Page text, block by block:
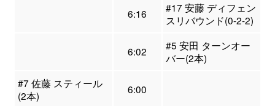
6:16
#17 安藤 ディフェン
スリバウンド(0-2-2)
6:02
#5 安田 ターンオー
バー(2本)
#7 佐藤 スティール
(2本)
6:00